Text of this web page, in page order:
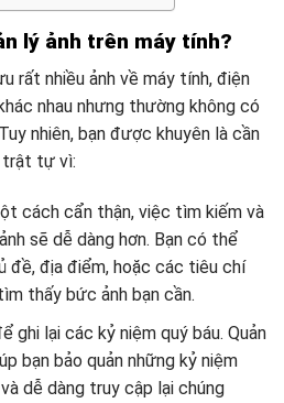
lý ảnh trên máy tính?
rất nhiều ảnh về máy tính, điện
nhau nhưng thường không có
nhiên, bạn được khuyên là cần
trật tự vì:
cách cẩn thận, việc tìm kiếm và
sẽ dễ dàng hơn. Bạn có thể
đề, địa điểm, hoặc các tiêu chí
thấy bức ảnh bạn cần.
ghi lại các kỷ niệm quý báu. Quản
bạn bảo quản những kỷ niệm
dễ dàng truy cập lại chúng